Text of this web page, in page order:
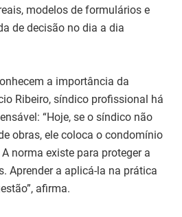
modelos de formulários e
de decisão no dia a dia
a importância da
Ribeiro, síndico profissional há
“Hoje, se o síndico não
obras, ele coloca o condomínio
norma existe para proteger a
Aprender a aplicá-la na prática
afirma.